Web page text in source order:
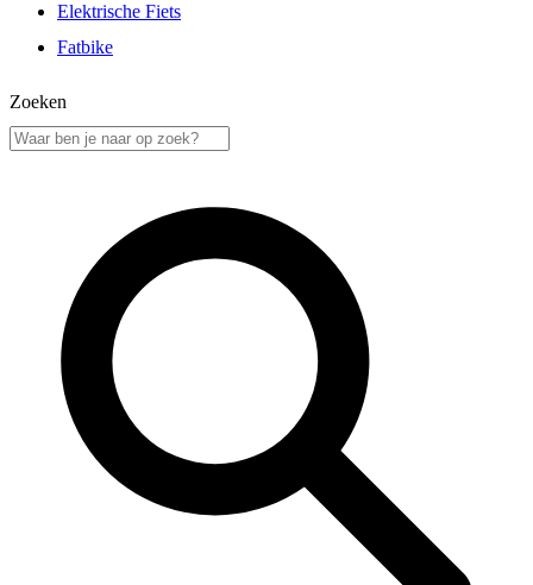
Elektrische Fiets
Fatbike
Zoeken